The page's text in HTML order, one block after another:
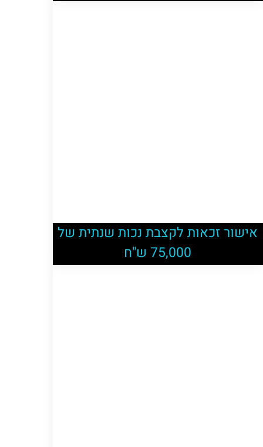
אישור זכאות לקצבת נכות שנתית של
75,000 ש"ח